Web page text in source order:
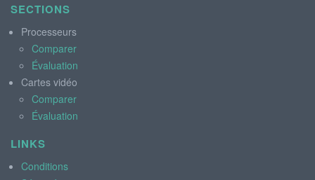
SECTIONS
Processeurs
Comparer
Évaluation
Cartes vidéo
Comparer
Évaluation
LINKS
Conditions